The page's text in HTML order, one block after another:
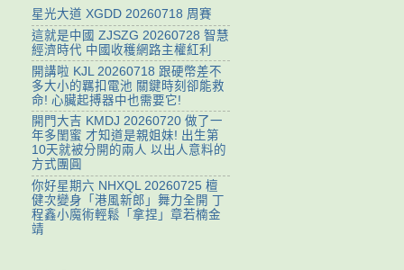
星光大道 XGDD 20260718 周賽
這就是中國 ZJSZG 20260728 智慧
經濟時代 中國收穫網路主權紅利
開講啦 KJL 20260718 跟硬幣差不
多大小的羈扣電池 關鍵時刻卻能救
命! 心臟起搏器中也需要它!
開門大吉 KMDJ 20260720 做了一
年多閨蜜 才知道是親姐妹! 出生第
10天就被分開的兩人 以出人意料的
方式團圓
你好星期六 NHXQL 20260725 檀
健次變身「港風新郎」舞力全開 丁
程鑫小魔術輕鬆「拿捏」章若楠金
靖